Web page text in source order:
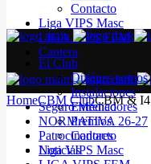
Contacto
Liga VIPS Masc
LIGA VIPS FEM
Cantera
Seguro Médico
NORMATIVA 26-27
Patrocinadores
Noticias
El Club
Quiénes somos
Instalaciones
Entrenadores
Premios
Contacto
Liga VIPS Masc
HomeCBM ClubCBM &